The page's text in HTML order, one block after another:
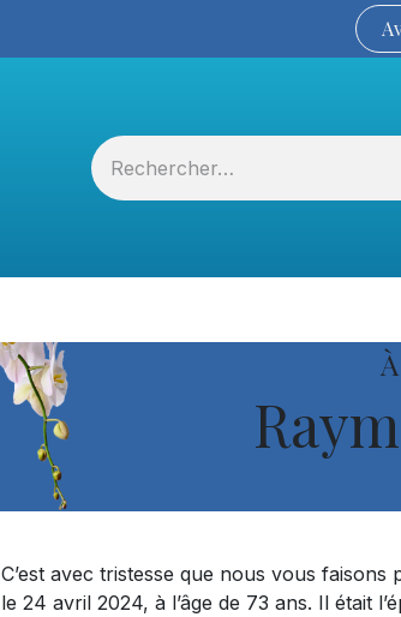
C’est avec tristesse que nous vous
le 24 avril 2024, à l’âge de 73 ans. Il était